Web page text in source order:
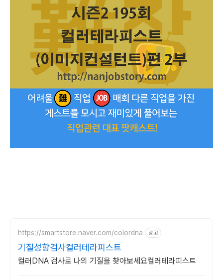
https://smartstore.naver.com/colordna 광고
기질성향검사컬러테라피스트
컬러DNA 검사로 나의 기질을 찾아보세요컬러테라피스트